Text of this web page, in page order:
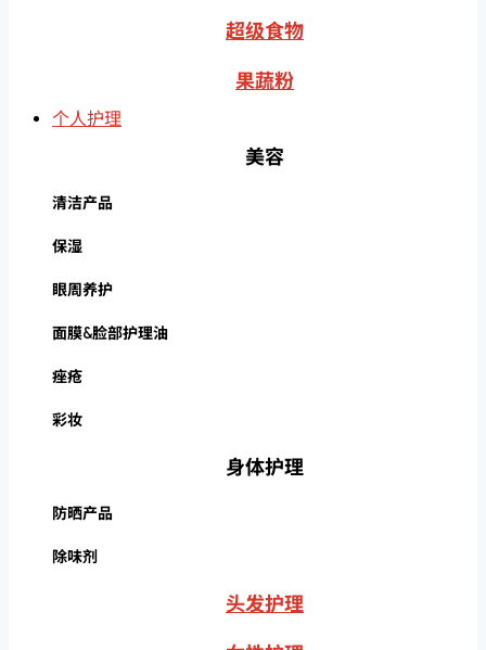
超级食物
果蔬粉
个人护理
美容
清洁产品
保湿
眼周养护
面膜&脸部护理油
痤疮
彩妆
身体护理
防晒产品
除味剂
头发护理